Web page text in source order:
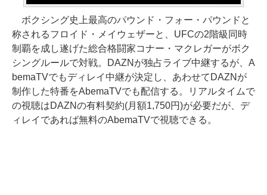
ボクシング史上最高のパウンド・フォー・パウンドと
称されるフロイド・メイウェザーと、UFCの2階級同時
制覇を成し遂げた総合格闘家コナー・マクレガーがボク
シングルールで対戦。DAZNが独占ライブ中継するが、A
bemaTVでもディレイ中継が決定し、あわせてDAZNが
制作した特番をAbemaTVでも配信する。リアルタイムで
の視聴はDAZNの有料契約(月額1,750円)が必要だが、デ
ィレイであれば無料のAbemaTVで視聴できる。